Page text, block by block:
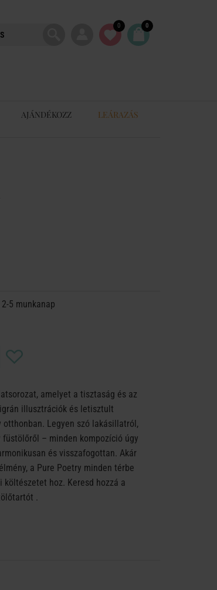
0 0
AJÁNDÉKOZZ LEÁRAZÁS
5 munkanap
amelyet a tisztaság és az
illusztrációk és letisztult
Legyen szó lakásillatról,
– minden kompozíció úgy
és visszafogottan. Akár
a Pure Poetry minden térbe
hoz. Keresd hozzá a
.